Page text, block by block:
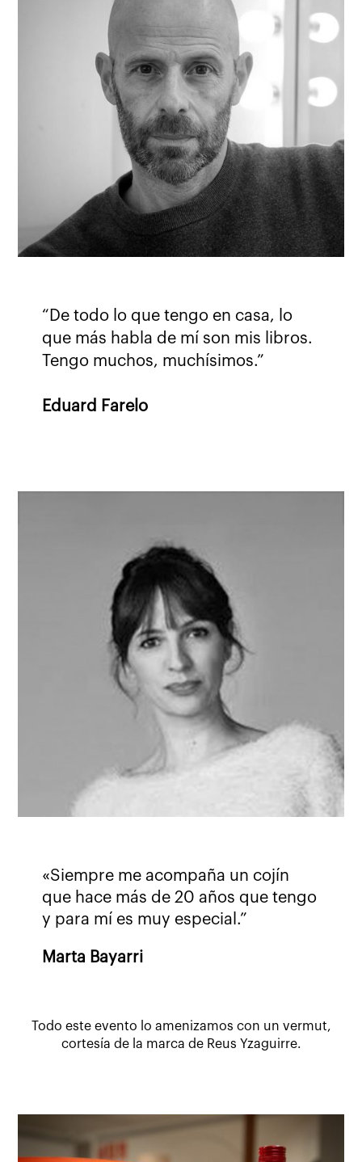
“De todo lo que tengo en casa, lo
que más habla de mí son mis libros.
Tengo muchos, muchísimos.”
Eduard Farelo
«Siempre me acompaña un cojín
que hace más de 20 años que tengo
y para mí es muy especial.”
Marta Bayarri
Todo este evento lo amenizamos con un vermut,
cortesía de la marca de Reus Yzaguirre.